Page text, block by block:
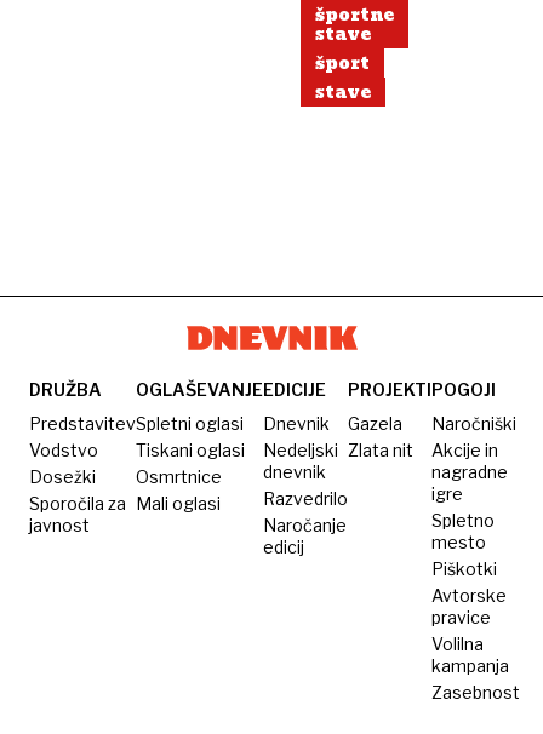
športne
stave
šport
stave
DRUŽBA
Predstavitev
Vodstvo
Dosežki
Sporočila za
javnost
OGLAŠEVANJE
Spletni oglasi
Tiskani oglasi
Osmrtnice
Mali oglasi
EDICIJE
Dnevnik
Nedeljski
dnevnik
Razvedrilo
Naročanje
edicij
PROJEKTI
Gazela
Zlata nit
POGOJI
Naročniški
Akcije in
nagradne
igre
Spletno
mesto
Piškotki
Avtorske
pravice
Volilna
kampanja
Zasebnost